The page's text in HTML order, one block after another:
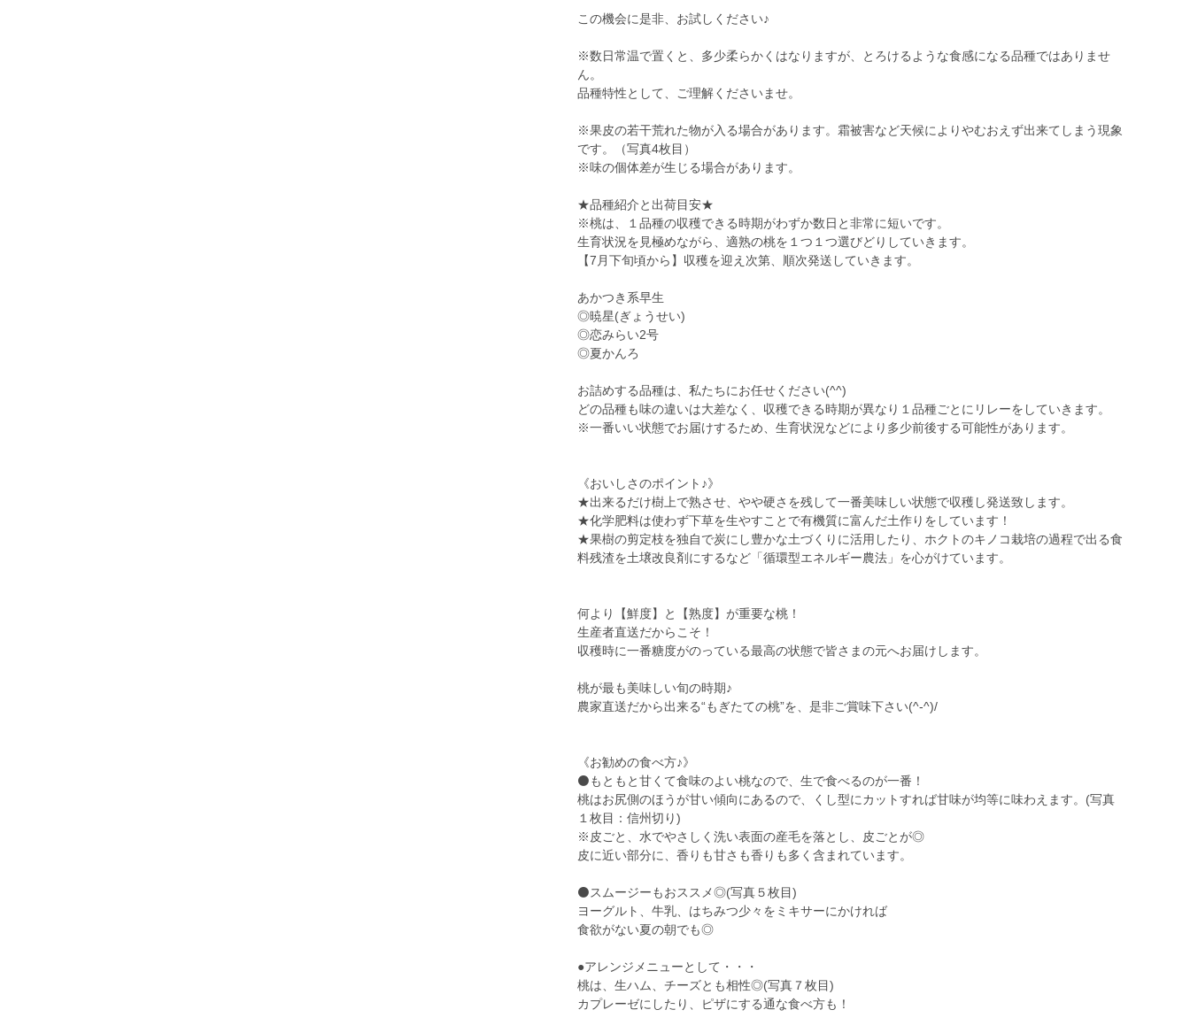
この機会に是非、お試しください♪
※数日常温で置くと、多少柔らかくはなりますが、とろけるような食感になる品種ではありませ
ん。
品種特性として、ご理解くださいませ。
※果皮の若干荒れた物が入る場合があります。霜被害など天候によりやむおえず出来てしまう現象
です。（写真4枚目）
※味の個体差が生じる場合があります。
★品種紹介と出荷目安★
※桃は、１品種の収穫できる時期がわずか数日と非常に短いです。
生育状況を見極めながら、適熟の桃を１つ１つ選びどりしていきます。
【7月下旬頃から】収穫を迎え次第、順次発送していきます。
あかつき系早生
◎暁星(ぎょうせい)
◎恋みらい2号
◎夏かんろ
お詰めする品種は、私たちにお任せください(^^)
どの品種も味の違いは大差なく、収穫できる時期が異なり１品種ごとにリレーをしていきます。
※一番いい状態でお届けするため、生育状況などにより多少前後する可能性があります。
《おいしさのポイント♪》
★出来るだけ樹上で熟させ、やや硬さを残して一番美味しい状態で収穫し発送致します。
★化学肥料は使わず下草を生やすことで有機質に富んだ土作りをしています！
★果樹の剪定枝を独自で炭にし豊かな土づくりに活用したり、ホクトのキノコ栽培の過程で出る食
料残渣を土壌改良剤にするなど「循環型エネルギー農法」を心がけています。
何より【鮮度】と【熟度】が重要な桃！
生産者直送だからこそ！
収穫時に一番糖度がのっている最高の状態で皆さまの元へお届けします。
桃が最も美味しい旬の時期♪
農家直送だから出来る“もぎたての桃”を、是非ご賞味下さい(^-^)/
《お勧めの食べ方♪》
⚫もともと甘くて食味のよい桃なので、生で食べるのが一番！
桃はお尻側のほうが甘い傾向にあるので、くし型にカットすれば甘味が均等に味わえます。(写真
１枚目：信州切り)
※皮ごと、水でやさしく洗い表面の産毛を落とし、皮ごとが◎
皮に近い部分に、香りも甘さも香りも多く含まれています。
⚫スムージーもおススメ◎(写真５枚目)
ヨーグルト、牛乳、はちみつ少々をミキサーにかければ
食欲がない夏の朝でも◎
●アレンジメニューとして・・・
桃は、生ハム、チーズとも相性◎(写真７枚目)
カプレーゼにしたり、ピザにする通な食べ方も！